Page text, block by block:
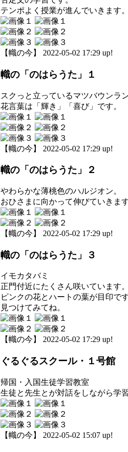
テンポよく授業が進んでいきます。
【幟の今】 2022-05-02 17:29 up!
幟の「のはらうた」１
スクっと立っているマツバウンラン
花言葉は「輝き」「喜び」です。
【幟の今】 2022-05-02 17:29 up!
幟の「のはらうた」２
やわらかな薄桃色のハルジオン。
おひさまに向かって伸びていきます
【幟の今】 2022-05-02 17:29 up!
幟の「のはらうた」３
イモカタバミ
正門付近にたくさん咲いています。
ピンクの花とハートの葉が目印です
見つけてみてね。
【幟の今】 2022-05-02 17:29 up!
ぐるぐるスクール・１号館
帰国・入国生徒学習教室
生徒と先生とが対話をしながら学
【幟の今】 2022-05-02 15:07 up!